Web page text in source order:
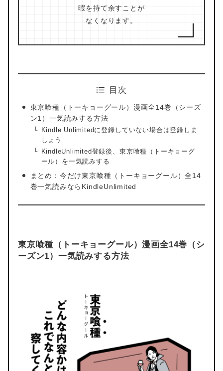
暇を持て余すことが
なくなります。
目次
東京喰種（トーキョーグール）漫画全14巻（シーズ
ン1）一気読みする方法
Kindle Unlimitedに登録していない場合は登録しま
しょう
KindleUnlimited登録後、東京喰種（トーキョーグ
ール）を一気読みする
まとめ：今だけ東京喰種（トーキョーグール）全14
巻一気読みならKindleUnlimited
東京喰種（トーキョーグール）漫画全14巻（シ
ーズン1）一気読みする方法